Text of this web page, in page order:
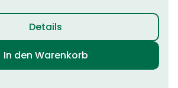
Details
In den Warenkorb